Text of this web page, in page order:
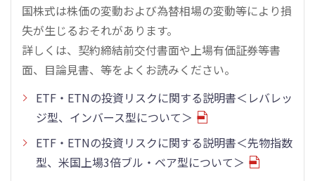
国株式は株価の変動および為替相場の変動等により損
失が生じるおそれがあります。
詳しくは、契約締結前交付書面や上場有価証券等書
面、目論見書、等をよくお読みください。
ETF・ETNの投資リスクに関する説明書＜レバレッ
ジ型、インバース型について＞
ETF・ETNの投資リスクに関する説明書＜先物指数
型、米国上場3倍ブル・ベア型について＞